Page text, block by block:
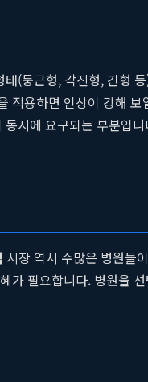
(둥근형, 각진형, 긴형
적용하면 인상이 강해 보
시에 요구되는 부분입
시장 역시 수많은 병원들
필요합니다. 병원을